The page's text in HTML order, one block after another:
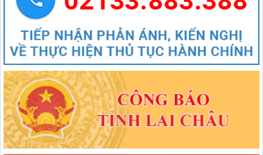
lượt xem: 85 | lượt tải:51
1670/NQ-UBTVQH15
Nghị quyết số 1670/NQ-UBTVQH15 của ỦY BAN THƯỜNG VỤ
QUỐC HỘI: Về việc sắp xếp các đơn vị hành chính cấp xã của tỉnh
Lai Châu năm 2025
lượt xem: 66 | lượt tải:47